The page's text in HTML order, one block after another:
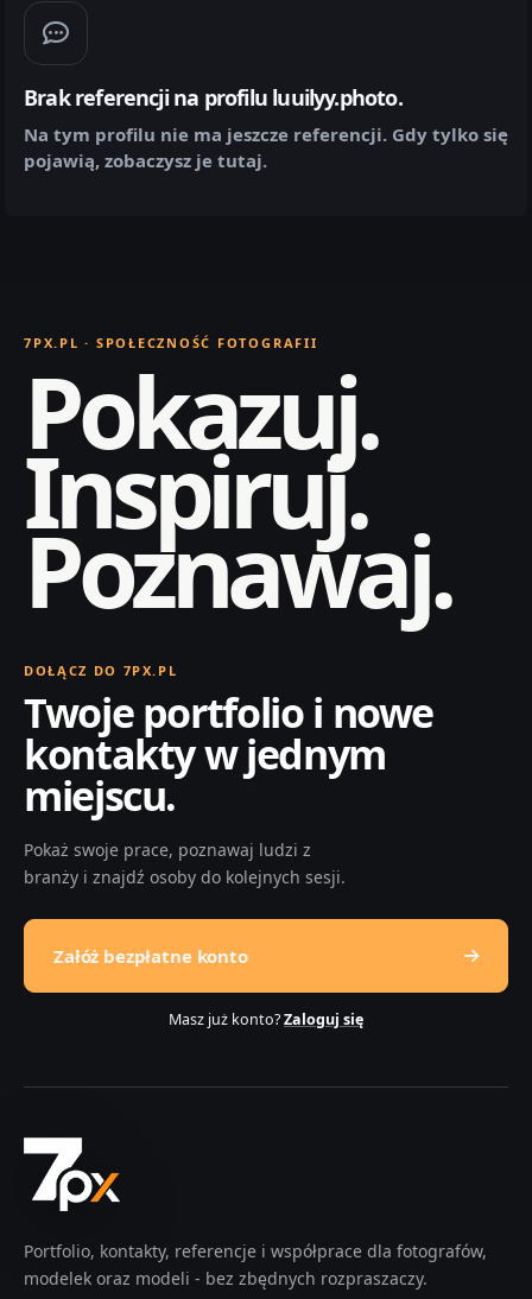
Brak referencji na profilu luuilyy.photo.
Na tym profilu nie ma jeszcze referencji. Gdy tylko się
pojawią, zobaczysz je tutaj.
7PX.PL · SPOŁECZNOŚĆ FOTOGRAFII
Pokazuj.
Inspiruj.
Poznawaj.
DOŁĄCZ DO 7PX.PL
Twoje portfolio i nowe
kontakty w jednym
miejscu.
Pokaż swoje prace, poznawaj ludzi z
branży i znajdź osoby do kolejnych sesji.
Załóż bezpłatne konto
Masz już konto?Zaloguj się
Portfolio, kontakty, referencje i współprace dla fotografów,
modelek oraz modeli - bez zbędnych rozpraszaczy.